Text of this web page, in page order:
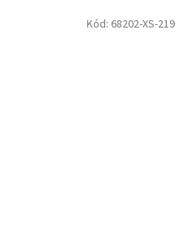
Kód: 68202-XS-219